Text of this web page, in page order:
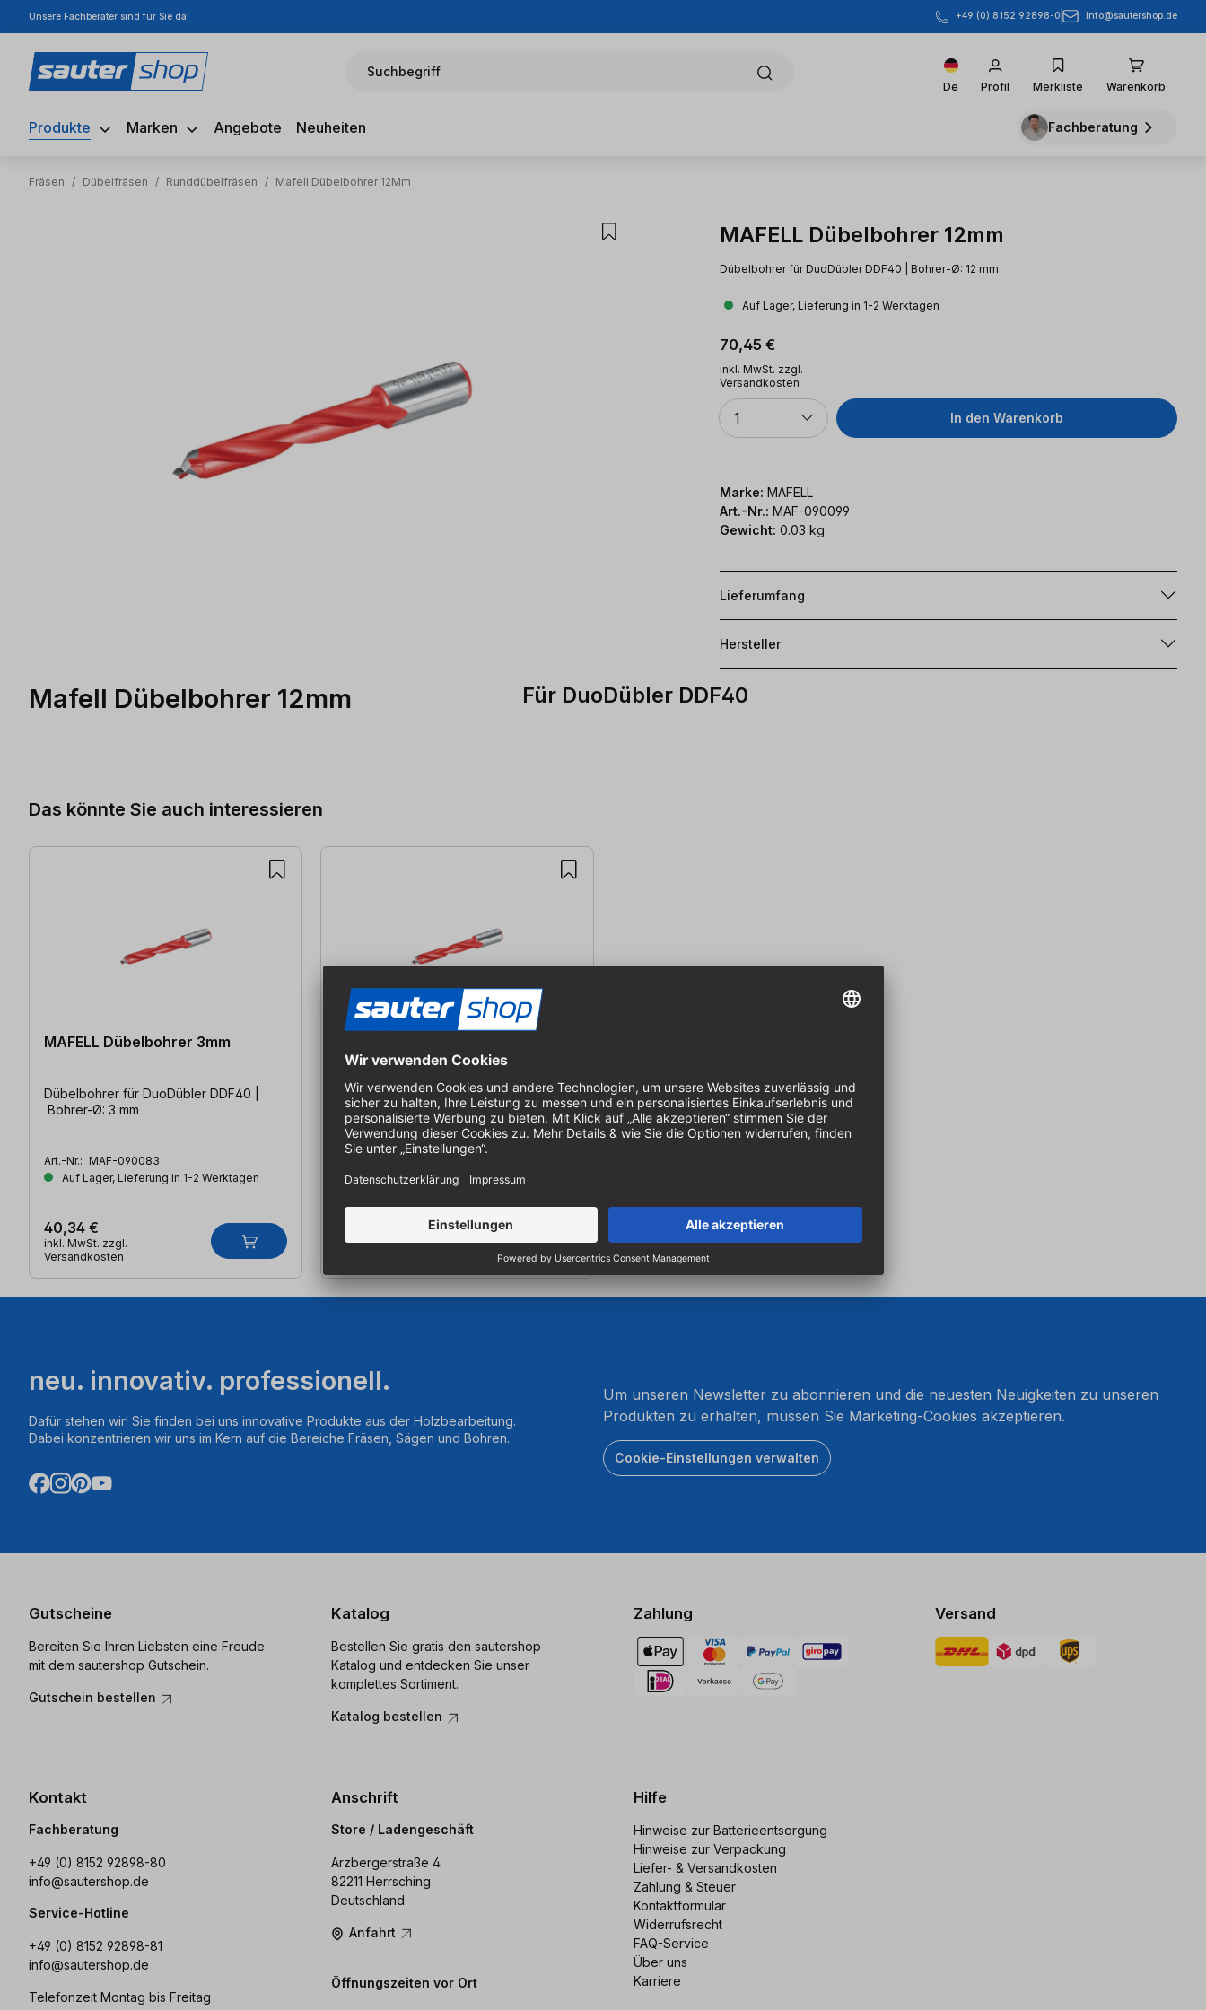
Hauptinhalt springen
Zur Suche springen
Zur Hauptnavigation springen
Unsere Fachberater sind für Sie da! +49 (0) 8152 92898-0 info@sautershop.de
Suchbegriff
De Profil Merkliste Warenkorb
Produkte Marken Angebote Neuheiten Fachberatung
Fräsen / Dübelfräsen / Runddübelfräsen / Mafell Dübelbohrer 12Mm
MAFELL Dübelbohrer 12mm
Dübelbohrer für DuoDübler DDF40 | Bohrer-Ø: 12 mm
Auf Lager, Lieferung in 1-2 Werktagen
Regulärer Preis:
70,45 €
inkl. MwSt. zzgl.
Versandkosten
Anzahl
1 In den Warenkorb
Marke: MAFELL
Art.-Nr.: MAF-090099
Gewicht: 0.03 kg
Lieferumfang
Hersteller
Mafell Dübelbohrer 12mm Für DuoDübler DDF40
Das könnte Sie auch interessieren
MAFELL Dübelbohrer 3mm
Dübelbohrer für DuoDübler DDF40 |
Bohrer-Ø: 3 mm
Art.-Nr.: MAF-090083
Auf Lager, Lieferung in 1-2 Werktagen
40,34 €
inkl. MwSt. zzgl.
Versandkosten
Dübelbohrer für DuoDübler DDF40 |
Bohrer-Ø: 5 mm
Auf Lager, Lieferung in 1-2 Werktagen
inkl. MwSt. zzgl.
neu. innovativ. professionell.
Dafür stehen wir! Sie finden bei uns innovative Produkte aus der Holzbearbeitung.
Dabei konzentrieren wir uns im Kern auf die Bereiche Fräsen, Sägen und Bohren.
Um unseren Newsletter zu abonnieren und die neuesten Neuigkeiten zu unseren
Produkten zu erhalten, müssen Sie Marketing-Cookies akzeptieren.
Cookie-Einstellungen verwalten
Gutscheine
Bereiten Sie Ihren Liebsten eine Freude
mit dem sautershop Gutschein.
Gutschein bestellen
Katalog
Bestellen Sie gratis den sautershop
Katalog und entdecken Sie unser
komplettes Sortiment.
Katalog bestellen
Zahlung Versand
Kontakt
Fachberatung
+49 (0) 8152 92898-80
info@sautershop.de
Service-Hotline
+49 (0) 8152 92898-81
info@sautershop.de
Telefonzeit Montag bis Freitag
Anschrift
Store / Ladengeschäft
Arzbergerstraße 4
82211 Herrsching
Deutschland
Anfahrt
Öffnungszeiten vor Ort
Hilfe
Hinweise zur Batterieentsorgung
Hinweise zur Verpackung
Liefer- & Versandkosten
Zahlung & Steuer
Kontaktformular
Widerrufsrecht
FAQ-Service
Über uns
Karriere